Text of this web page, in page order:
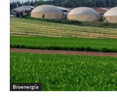
Bioenergía